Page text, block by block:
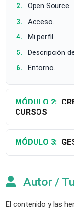
Open Source.
Acceso.
Mi perfil.
Descripción
Entorno.
MÓDULO 2:
CURSOS
MÓDULO 3:
Autor /
El contenido y las